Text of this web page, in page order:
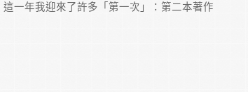
這一年我迎來了許多「第一次」：第二本著作